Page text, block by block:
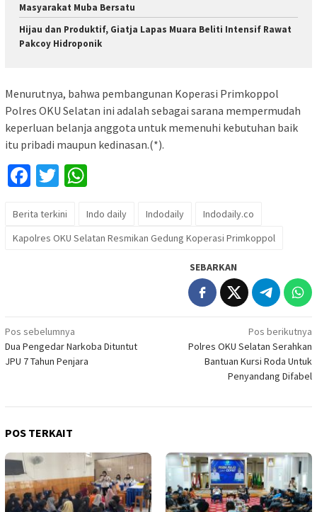
Masyarakat Muba Bersatu
Hijau dan Produktif, Giatja Lapas Muara Beliti Intensif Rawat
Pakcoy Hidroponik
Menurutnya, bahwa pembangunan Koperasi Primkoppol
Polres OKU Selatan ini adalah sebagai sarana mempermudah
keperluan belanja anggota untuk memenuhi kebutuhan baik
itu pribadi maupun kedinasan.(*).
Facebook
Twitter
Berita terkini Indo daily Indodaily
Indodaily.co
Kapolres OKU Selatan Resmikan Gedung Koperasi Primkoppol
SEBARKAN
Navigasi
pos
Pos sebelumnya
Dua Pengedar Narkoba Dituntut
JPU 7 Tahun Penjara
Pos berikutnya
Polres OKU Selatan Serahkan
Bantuan Kursi Roda Untuk
Penyandang Difabel
POS TERKAIT